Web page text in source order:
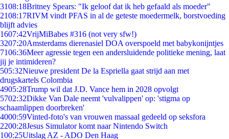
3108:18Britney Spears: "Ik geloof dat ik heb gefaald als moeder"
2108:17RIVM vindt PFAS in al de geteste moedermelk, borstvoeding
blijft advies
1607:42VrijMiBabes #316 (not very sfw!)
3207:20Amsterdams dierenasiel DOA overspoeld met babykonijntjes
7106:36Meer agressie tegen een andersluidende politieke mening, laat
jij je intimideren?
505:32Nieuwe president De la Espriella gaat strijd aan met
drugskartels Colombia
4905:28Trump wil dat J.D. Vance hem in 2028 opvolgt
5702:32Dikke Van Dale neemt 'vulvalippen' op: 'stigma op
schaamlippen doorbreken'
4000:59Vinted-foto's van vrouwen massaal gedeeld op seksfora
2200:28Jesus Simulator komt naar Nintendo Switch
100:25Uitslag AZ - ADO Den Haag